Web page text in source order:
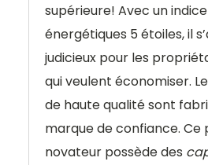
supérieure! Avec un
énergétiques 5 étoiles, il
judicieux pour les
qui veulent économiser.
de haute qualité sont
marque de confiance. Ce
novateur possède des